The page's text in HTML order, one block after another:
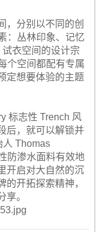
，分别以不同的创
：丛林印象、记忆
试衣空间的设计宗
个空间都配有专属
定想要体验的主题
标志性 Trench 风
后，就可以解锁并
人 Thomas
防渗水面料有效地
开启对大自然的沉
开拓探索精神，
。